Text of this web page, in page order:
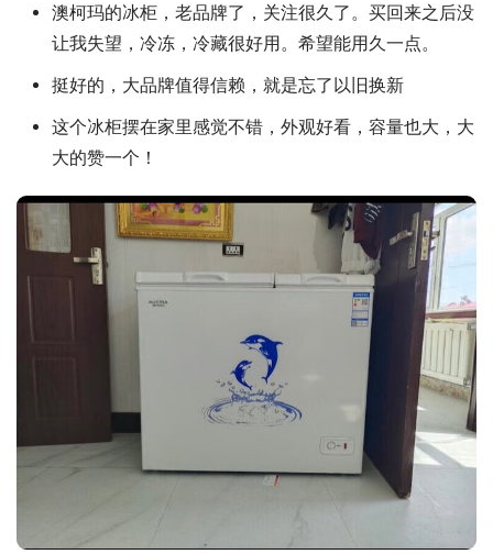
澳柯玛的冰柜，老品牌了，关注很久了。买回来之后没
让我失望，冷冻，冷藏很好用。希望能用久一点。
挺好的，大品牌值得信赖，就是忘了以旧换新
这个冰柜摆在家里感觉不错，外观好看，容量也大，大
大的赞一个！